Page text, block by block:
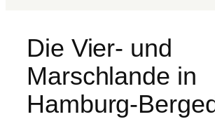
Die Vier- und
Marschlande in
Hamburg-